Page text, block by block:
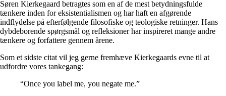
Søren Kierkegaard betragtes som en af ​​de mest betydningsfulde
tænkere inden for eksistentialismen og har haft en afgørende
indflydelse på efterfølgende filosofiske og teologiske retninger. Hans
dybdeborende spørgsmål og refleksioner har inspireret mange andre
tænkere og forfattere gennem årene.
Som et sidste citat vil jeg gerne fremhæve Kierkegaards evne til at
udfordre vores tankegang:
“Once you label me, you negate me.”